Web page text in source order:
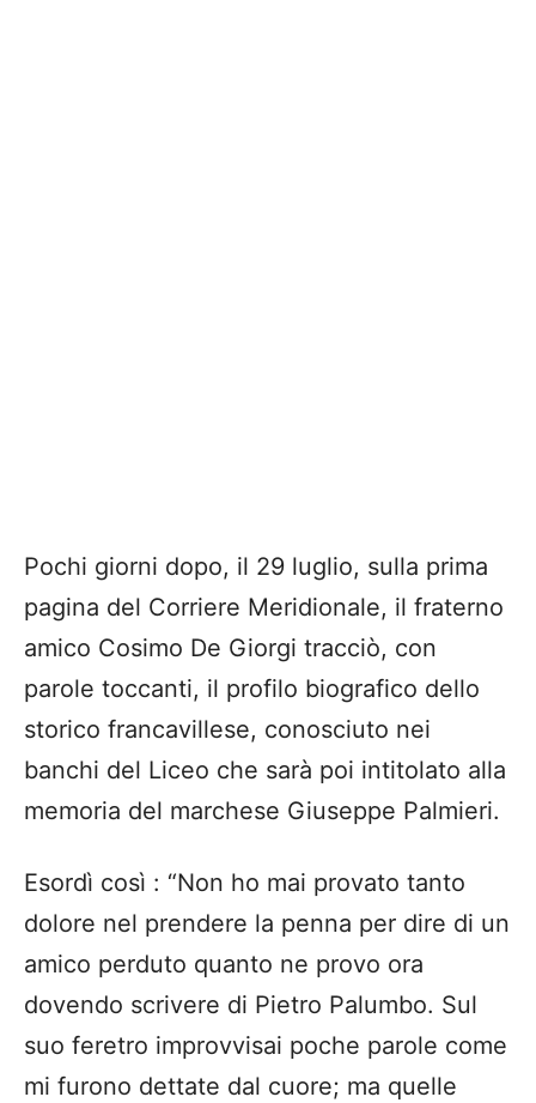
Pochi giorni dopo, il 29 luglio, sulla prima
pagina del Corriere Meridionale, il fraterno
amico Cosimo De Giorgi tracciò, con
parole toccanti, il profilo biografico dello
storico francavillese, conosciuto nei
banchi del Liceo che sarà poi intitolato alla
memoria del marchese Giuseppe Palmieri.
Esordì così : “Non ho mai provato tanto
dolore nel prendere la penna per dire di un
amico perduto quanto ne provo ora
dovendo scrivere di Pietro Palumbo. Sul
suo feretro improvvisai poche parole come
mi furono dettate dal cuore; ma quelle